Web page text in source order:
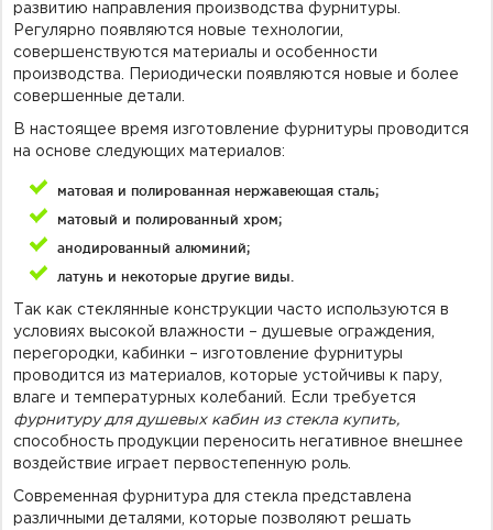
развитию направления производства фурнитуры.
Регулярно появляются новые технологии,
совершенствуются материалы и особенности
производства. Периодически появляются новые и более
совершенные детали.
В настоящее время изготовление фурнитуры проводится
на основе следующих материалов:
матовая и полированная нержавеющая сталь;
матовый и полированный хром;
анодированный алюминий;
латунь и некоторые другие виды.
Так как стеклянные конструкции часто используются в
условиях высокой влажности – душевые ограждения,
перегородки, кабинки – изготовление фурнитуры
проводится из материалов, которые устойчивы к пару,
влаге и температурных колебаний. Если требуется
фурнитуру для душевых кабин из стекла купить,
способность продукции переносить негативное внешнее
воздействие играет первостепенную роль.
Современная фурнитура для стекла представлена
различными деталями, которые позволяют решать